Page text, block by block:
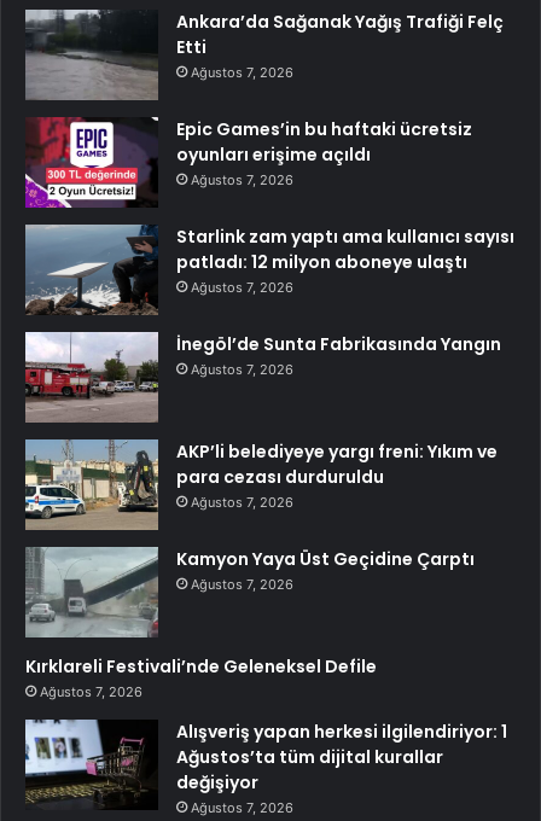
Ankara’da Sağanak Yağış Trafiği Felç
Etti
Ağustos 7, 2026
Epic Games’in bu haftaki ücretsiz
oyunları erişime açıldı
Ağustos 7, 2026
Starlink zam yaptı ama kullanıcı sayısı
patladı: 12 milyon aboneye ulaştı
Ağustos 7, 2026
İnegöl’de Sunta Fabrikasında Yangın
Ağustos 7, 2026
AKP’li belediyeye yargı freni: Yıkım ve
para cezası durduruldu
Ağustos 7, 2026
Kamyon Yaya Üst Geçidine Çarptı
Ağustos 7, 2026
Kırklareli Festivali’nde Geleneksel Defile
Ağustos 7, 2026
Alışveriş yapan herkesi ilgilendiriyor: 1
Ağustos’ta tüm dijital kurallar
değişiyor
Ağustos 7, 2026